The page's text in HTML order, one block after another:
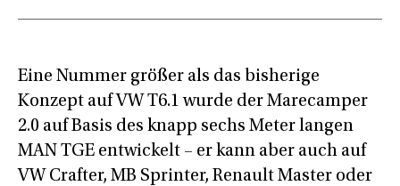
Eine Nummer größer als das bisherige
Konzept auf VW T6.1 wurde der Marecamper
2.0 auf Basis des knapp sechs Meter langen
MAN TGE entwickelt – er kann aber auch auf
VW Crafter, MB Sprinter, Renault Master oder